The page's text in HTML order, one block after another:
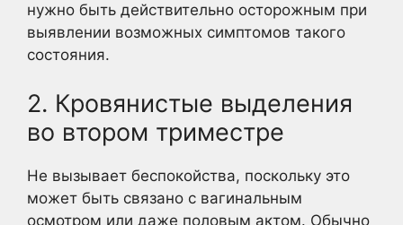
нужно быть действительно осторожным при
выявлении возможных симптомов такого
состояния.
2. Кровянистые выделения
во втором триместре
Не вызывает беспокойства, поскольку это
может быть связано с вагинальным
осмотром или даже половым актом. Обычно